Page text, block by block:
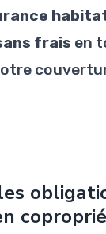
frais en